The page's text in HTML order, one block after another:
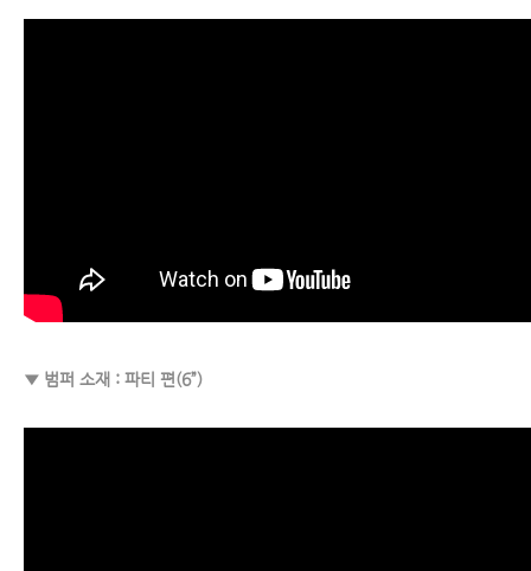
▼ 범퍼 소재 : 파티 편(6”)